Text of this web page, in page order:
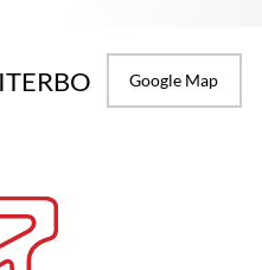
Google Map